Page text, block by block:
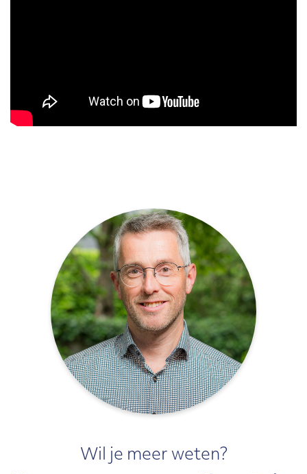
Wil je meer weten?